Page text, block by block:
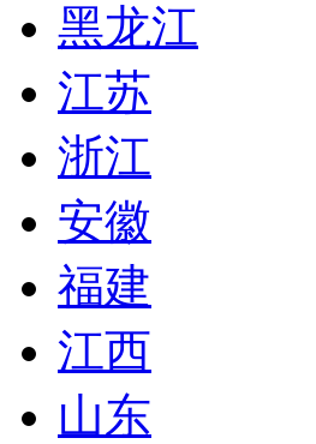
黑龙江
江苏
浙江
安徽
福建
江西
山东